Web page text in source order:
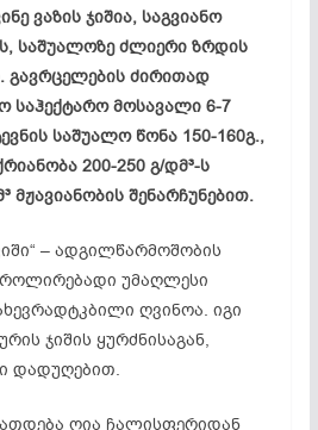
ვაზის ჯიშია, საგვიანო
საშუალოზე ძლიერი ზრდის
გავრცელების ძირითად
საჰექტარო მოსავალი 6-7
საშუალო წონა 150-160გ.,
200-250 გ/დმ³-ს
მჟავიანობის შენარჩუნებით.
– ადგილწარმოშობის
უმაღლესი
ღვინოა. იგი
ჯიშის ყურძნისაგან,
დადუღებით.
ღია ჩალისფერიდან